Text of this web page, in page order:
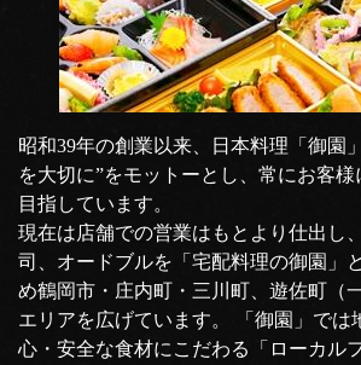
昭和39年の創業以来、日本料理「御園
を大切に”をモットーとし、常にお客
目指しています。
現在は店舗での営業はもとより仕出し
司、オードブルを「宅配料理の御園」
め鶴岡市・庄内町・三川町、遊佐町（
エリアを広げています。 「御園」では
心・安全な食材にこだわる「ローカル